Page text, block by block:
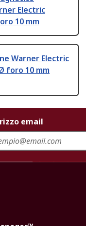
Electric
10 mm
Warner Electric
foro 10 mm
email